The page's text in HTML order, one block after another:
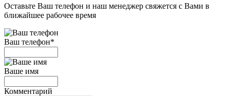
Оставьте Ваш телефон и наш менеджер свяжется с Вами в
ближайшее рабочее время
Ваш телефон*
Ваше имя
Комментарий